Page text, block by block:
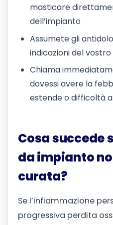
masticare
dell’impianto
Assumete gli
indicazioni del
Chiama
dovessi avere la
estende o difficoltà
Cosa succede
da impianto
curata?
Se l’infiammazione
progressiva perdita